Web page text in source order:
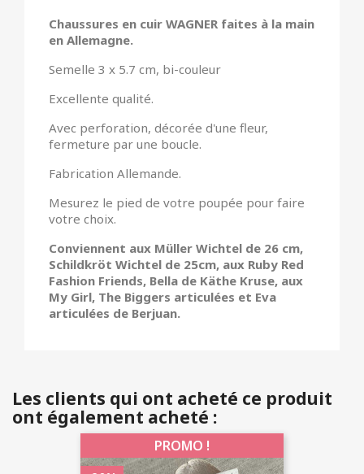
Chaussures en cuir WAGNER faites à la main
en Allemagne.
Semelle 3 x 5.7 cm, bi-couleur
Excellente qualité.
Avec perforation, décorée d'une fleur,
fermeture par une boucle.
Fabrication Allemande.
Mesurez le pied de votre poupée pour faire
votre choix.
Conviennent aux Müller Wichtel de 26 cm,
Schildkröt Wichtel de 25cm, aux Ruby Red
Fashion Friends, Bella de Käthe Kruse, aux
My Girl, The Biggers articulées et Eva
articulées de Berjuan.
Les clients qui ont acheté ce produit
ont également acheté :
PROMO !